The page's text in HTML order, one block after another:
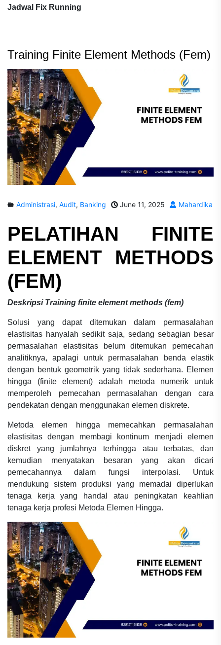
Jadwal Fix Running
Training Finite Element Methods (Fem)
Administrasi, Audit, Banking June 11, 2025 Mahardika
PELATIHAN FINITE
ELEMENT METHODS
(FEM)
Deskripsi Training finite element methods (fem)
Solusi yang dapat ditemukan dalam permasalahan
elastisitas hanyalah sedikit saja, sedang sebagian besar
permasalahan elastisitas belum ditemukan pemecahan
analitiknya, apalagi untuk permasalahan benda elastik
dengan bentuk geometrik yang tidak sederhana. Elemen
hingga (finite element) adalah metoda numerik untuk
memperoleh pemecahan permasalahan dengan cara
pendekatan dengan menggunakan elemen diskrete.
Metoda elemen hingga memecahkan permasalahan
elastisitas dengan membagi kontinum menjadi elemen
diskret yang jumlahnya terhingga atau terbatas, dan
kemudian menyatakan besaran yang akan dicari
pemecahannya dalam fungsi interpolasi. Untuk
mendukung sistem produksi yang memadai diperlukan
tenaga kerja yang handal atau peningkatan keahlian
tenaga kerja profesi Metoda Elemen Hingga.